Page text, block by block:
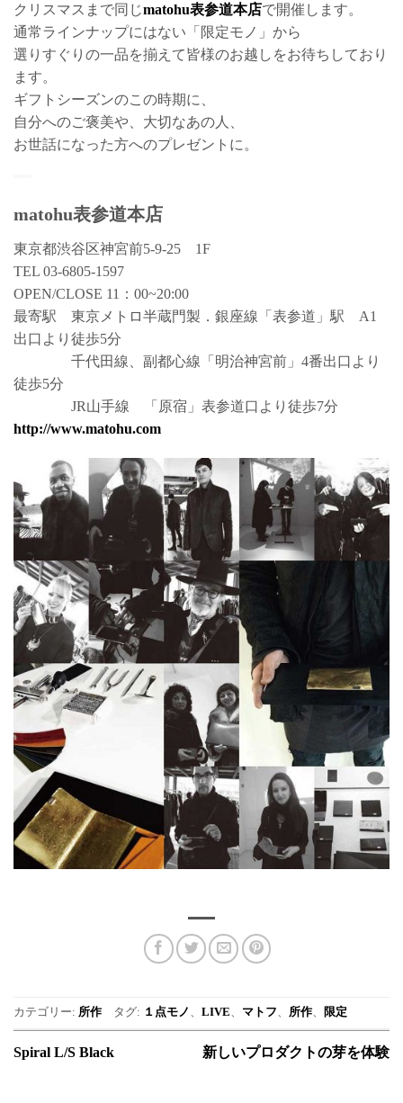
クリスマスまで同じmatohu表参道本店で開催します。
通常ラインナップにはない「限定モノ」から
選りすぐりの一品を揃えて皆様のお越しをお待ちしており
ます。
ギフトシーズンのこの時期に、
自分へのご褒美や、大切なあの人、
お世話になった方へのプレゼントに。
matohu表参道本店
東京都渋谷区神宮前5-9-25 1F
TEL 03-6805-1597
OPEN/CLOSE 11：00~20:00
最寄駅 東京メトロ半蔵門製．銀座線「表参道」駅 A1
出口より徒歩5分
千代田線、副都心線「明治神宮前」4番出口より
徒歩5分
JR山手線 「原宿」表参道口より徒歩7分
http://www.matohu.com
カテゴリー: 所作 タグ: １点モノ 、 LIVE、 マトフ、 所作、 限定
Spiral L/S Black 新しいプロダクトの芽を体験